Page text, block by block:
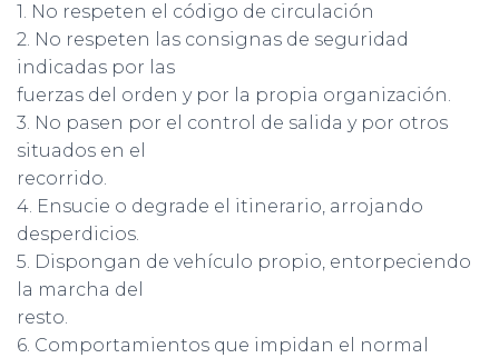
1. No respeten el código de circulación
2. No respeten las consignas de seguridad
indicadas por las
fuerzas del orden y por la propia organización.
3. No pasen por el control de salida y por otros
situados en el
recorrido.
4. Ensucie o degrade el itinerario, arrojando
desperdicios.
5. Dispongan de vehículo propio, entorpeciendo
la marcha del
resto.
6. Comportamientos que impidan el normal